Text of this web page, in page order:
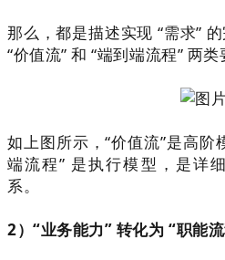
那么，都是描述实现 “需求”
“价值流” 和 “端到端流程” 两
如上图所示，“价值流”是高阶
端流程” 是执行模型，是详
系。
2）“业务能力” 转化为 “职能